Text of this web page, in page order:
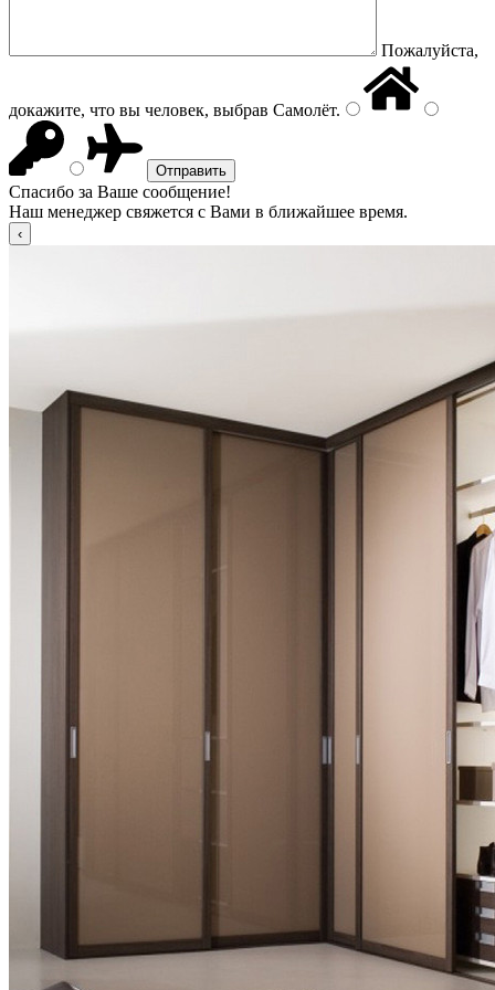
Пожалуйста,
докажите, что вы человек, выбрав Самолёт.
Спасибо за Ваше сообщение!
Наш менеджер свяжется с Вами в ближайшее время.